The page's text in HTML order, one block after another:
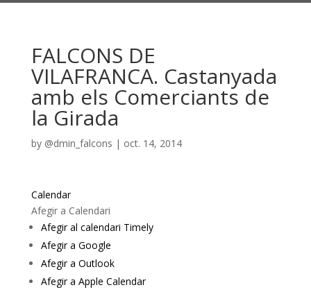
FALCONS DE
VILAFRANCA. Castanyada
amb els Comerciants de
la Girada
by @dmin_falcons | oct. 14, 2014
Calendar
Afegir a Calendari
Afegir al calendari Timely
Afegir a Google
Afegir a Outlook
Afegir a Apple Calendar